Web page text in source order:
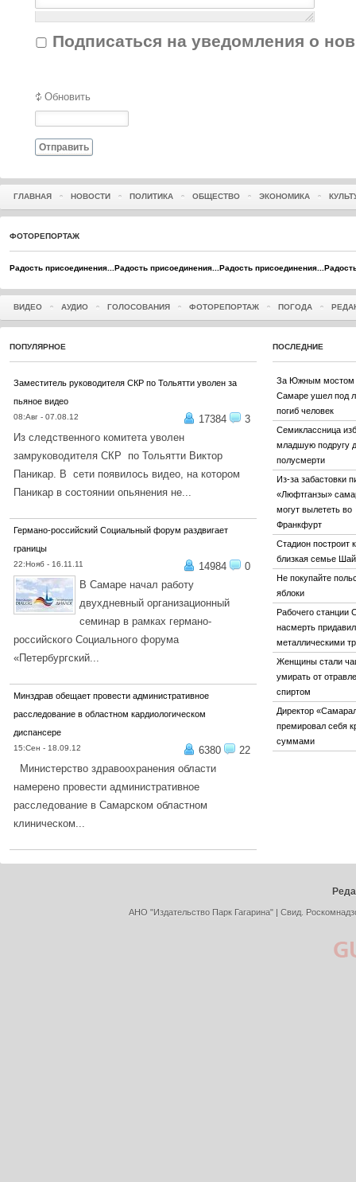
Подписаться на уведомления о
Обновить
Отправить
ГЛАВНАЯ НОВОСТИ ПОЛИТИКА ОБЩЕСТВО ЭКОНОМИКА
ФОТОРЕПОРТАЖ
Радость присоединения... Радость присоединения... Радость присоединения...
ВИДЕО АУДИО ГОЛОСОВАНИЯ ФОТОРЕПОРТАЖ ПОГОДА
ПОПУЛЯРНОЕ
Заместитель руководителя СКР по Тольятти уволен за
пьяное видео
08:Авг - 07.08.12 17384
3
Из следственного комитета уволен
замруководителя СКР по Тольятти Виктор
Паникар. В сети появилось видео, на котором
Паникар в состоянии опьянения не...
Германо-российский Социальный форум раздвигает
границы
22:Нояб - 16.11.11 14984
0
В Самаре начал работу
двухдневный организационный
семинар в рамках германо-
российского Социального форума
«Петербургский...
Минздрав обещает провести административное
расследование в областном кардиологическом
диспансере
15:Сен - 18.09.12 6380
22
Министерство здравоохранения области
намерено провести административное
расследование в Самарском областном
клиническом...
ПОСЛЕДНИЕ
За Южным мостом
Самаре ушел под
погиб человек
Семиклассница
младшую подругу
полусмерти
Из-за забастовки
«Люфтганзы»
могут вылететь во
Франкфурт
Стадион построит
близкая семье
Не покупайте
яблоки
Рабочего станции
насмерть
металлическими
Женщины стали
умирать от
спиртом
Директор
премировал себя
суммами
АНО "Издательство Парк Гагарина" | Свид.